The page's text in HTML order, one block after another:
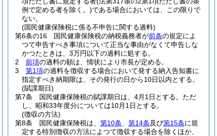
例で定める者を除く。)である場合においては、この限りで
ない。
(国民健康保険税に係る不申告に関する過料)
第6条の16
国民健康保険税の納税義務者が前条の規定によ
つて申告すべき事項について正当な事由がなくて申告しな
かつたときは、3万円以下の過料に処する。
2
前項の過料の額は、情状により市長が定める。
3
第1項の過料を徴収する場合において発する納入告知書に
指定すべき納期限は、その発行の日から10日以内とする。
(賦課期日)
第7条
国民健康保険税の賦課期日は、4月1日とする。 ただ
し、昭和33年度分については10月1日とする。
(徴収の方法)
第8条
国民健康保険税は、 第10条 第14条及び第15条に規
定する特別徴収の方法によつて徴収する場合を除くほか、